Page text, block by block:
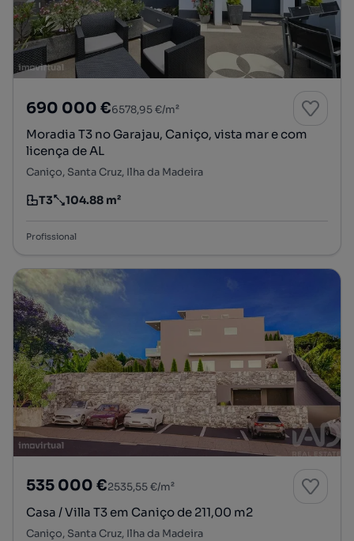
690 000 €6578,95 €/m²
Moradia T3 no Garajau, Caniço, vista mar e com
licença de AL
Caniço, Santa Cruz, Ilha da Madeira
Tipologia
T3
Preço por metro quadrado
104.88 m²
Profissional
535 000 €2535,55 €/m²
Casa / Villa T3 em Caniço de 211,00 m2
Caniço, Santa Cruz, Ilha da Madeira